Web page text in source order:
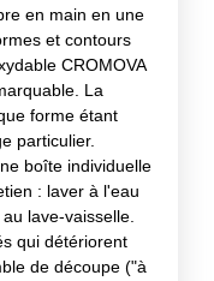
en main en une
et contours
CROMOVA
La
forme étant
particulier.
boîte individuelle
: laver à l'eau
lave-vaisselle.
qui détériorent
de découpe ("à